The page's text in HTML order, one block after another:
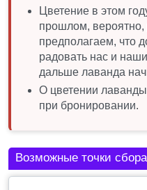
Цветение в этом
прошлом,
предполагаем, что
радовать нас и
дальше лаванда
О цветении
при бронировании.
Возможные точки сбора